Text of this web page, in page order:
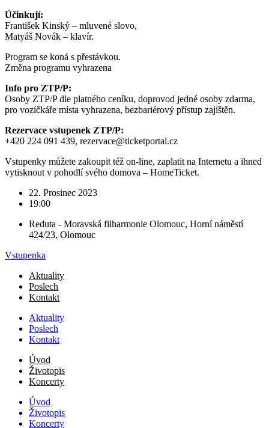
Účinkují:
František Kinský – mluvené slovo,
Matyáš Novák – klavír.
Program se koná s přestávkou.
Změna programu vyhrazena
Info pro ZTP/P:
Osoby ZTP/P dle platného ceníku, doprovod jedné osoby zdarma,
pro vozíčkáře místa vyhrazena, bezbariérový přístup zajištěn.
Rezervace vstupenek ZTP/P:
+420 224 091 439, rezervace@ticketportal.cz
Vstupenky můžete zakoupit též on-line, zaplatit na Internetu a ihned
vytisknout v pohodlí svého domova – HomeTicket.
22. Prosinec 2023
19:00
Reduta - Moravská filharmonie Olomouc, Horní náměstí
424/23, Olomouc
Vstupenka
Aktuality
Poslech
Kontakt
Aktuality
Poslech
Kontakt
Úvod
Životopis
Koncerty
Úvod
Životopis
Koncerty